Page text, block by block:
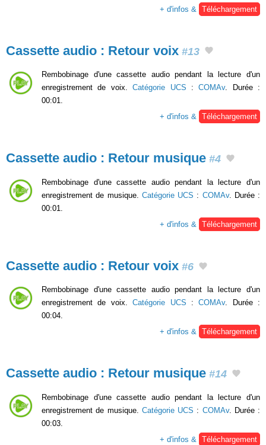
+ d'infos &
Téléchargement
Cassette audio : Retour voix #13
Rembobinage d'une cassette audio pendant la lecture d'un
enregistrement de voix.Catégorie UCS :COMAv. Durée :
00:01.
+ d'infos & Téléchargement
Cassette audio : Retour musique #4
Rembobinage d'une cassette audio pendant la lecture d'un
enregistrement de musique. Catégorie UCS : COMAv. Durée :
00:01.
+ d'infos &
Téléchargement
Cassette audio : Retour voix #6
Rembobinage d'une cassette audio pendant la lecture d'un
enregistrement de voix.Catégorie UCS :COMAv. Durée :
00:04.
+ d'infos & Téléchargement
Cassette audio : Retour musique #14
Rembobinage d'une cassette audio pendant la lecture d'un
enregistrement de musique. Catégorie UCS : COMAv. Durée :
00:03.
+ d'infos & Téléchargement